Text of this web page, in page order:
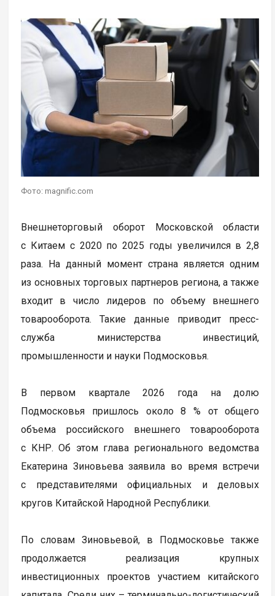
Фото: magnific.com
Внешнеторговый оборот Московской области
с Китаем с 2020 по 2025 годы увеличился в 2,8
раза. На данный момент страна является одним
из основных торговых партнеров региона, а также
входит в число лидеров по объему внешнего
товарооборота. Такие данные приводит пресс-
служба министерства инвестиций,
промышленности и науки Подмосковья.
В первом квартале 2026 года на долю
Подмосковья пришлось около 8 % от общего
объема российского внешнего товарооборота
с КНР. Об этом глава регионального ведомства
Екатерина Зиновьева заявила во время встречи
с представителями официальных и деловых
кругов Китайской Народной Республики.
По словам Зиновьевой, в Подмосковье также
продолжается реализация крупных
инвестиционных проектов участием китайского